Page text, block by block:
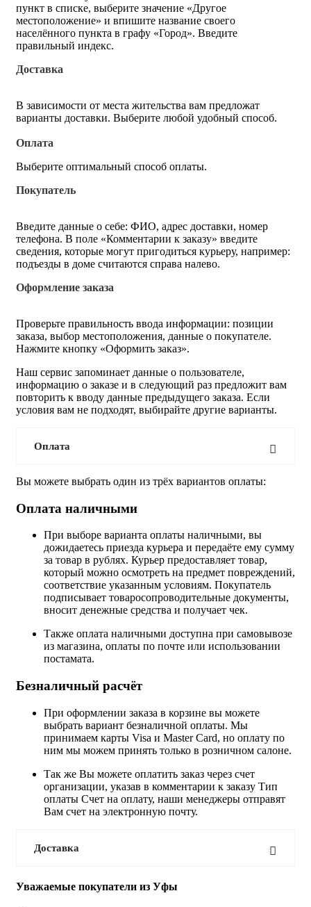
пункт в списке, выберите значение «Другое
местоположение» и впишите название своего
населённого пункта в графу «Город». Введите
правильный индекс.
Доставка
В зависимости от места жительства вам предложат
варианты доставки. Выберите любой удобный способ.
Оплата
Выберите оптимальный способ оплаты.
Покупатель
Введите данные о себе: ФИО, адрес доставки, номер
телефона. В поле «Комментарии к заказу» введите
сведения, которые могут пригодиться курьеру, например:
подъезды в доме считаются справа налево.
Оформление заказа
Проверьте правильность ввода информации: позиции
заказа, выбор местоположения, данные о покупателе.
Нажмите кнопку «Оформить заказ».
Наш сервис запоминает данные о пользователе,
информацию о заказе и в следующий раз предложит вам
повторить к вводу данные предыдущего заказа. Если
условия вам не подходят, выбирайте другие варианты.
Оплата
Вы можете выбрать один из трёх вариантов оплаты:
Оплата наличными
При выборе варианта оплаты наличными, вы
дожидаетесь приезда курьера и передаёте ему сумму
за товар в рублях. Курьер предоставляет товар,
который можно осмотреть на предмет повреждений,
соответствие указанным условиям. Покупатель
подписывает товаросопроводительные документы,
вносит денежные средства и получает чек.
Также оплата наличными доступна при самовывозе
из магазина, оплаты по почте или использовании
постамата.
Безналичный расчёт
При оформлении заказа в корзине вы можете
выбрать вариант безналичной оплаты. Мы
принимаем карты Visa и Master Card, но оплату по
ним мы можем принять только в розничном салоне.
Так же Вы можете оплатить заказ через счет
организации, указав в комментарии к заказу Тип
оплаты Счет на оплату, наши менеджеры отправят
Вам счет на электронную почту.
Доставка
Уважаемые покупатели из Уфы